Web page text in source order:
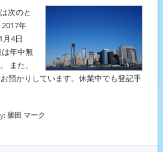
次のと
年
月4日
は年中無
また、
預かりしています。休業中でも登記手
柴田 マーク